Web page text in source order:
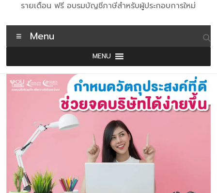
รายเดือน ฟรี อบรมบัญชีภาษีสำหรับผู้ประกอบการใหม่
Menu
MENU